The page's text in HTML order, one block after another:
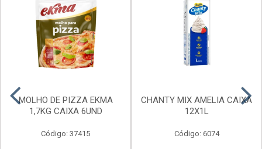
MOLHO DE PIZZA EKMA
1,7KG CAIXA 6UND
Código: 37415
CHANTY MIX AMELIA CAIXA
12X1L
Código: 6074